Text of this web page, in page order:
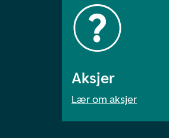
Aksjer
Lær om aksjer